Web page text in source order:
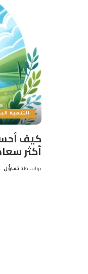
التنمية
كيف
أكثر
Posted
بواسطة تفاؤُل